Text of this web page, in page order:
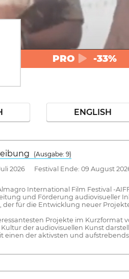
PRO -33%
ENGLISH
(Ausgabe: 9)
2026 Festival Ende: 09 August
International Film Festival -
und Förderung audiovisueller
der für die Entwicklung neuer
Projekte im
der audiovisuellen Kunst
einen der aktivsten und